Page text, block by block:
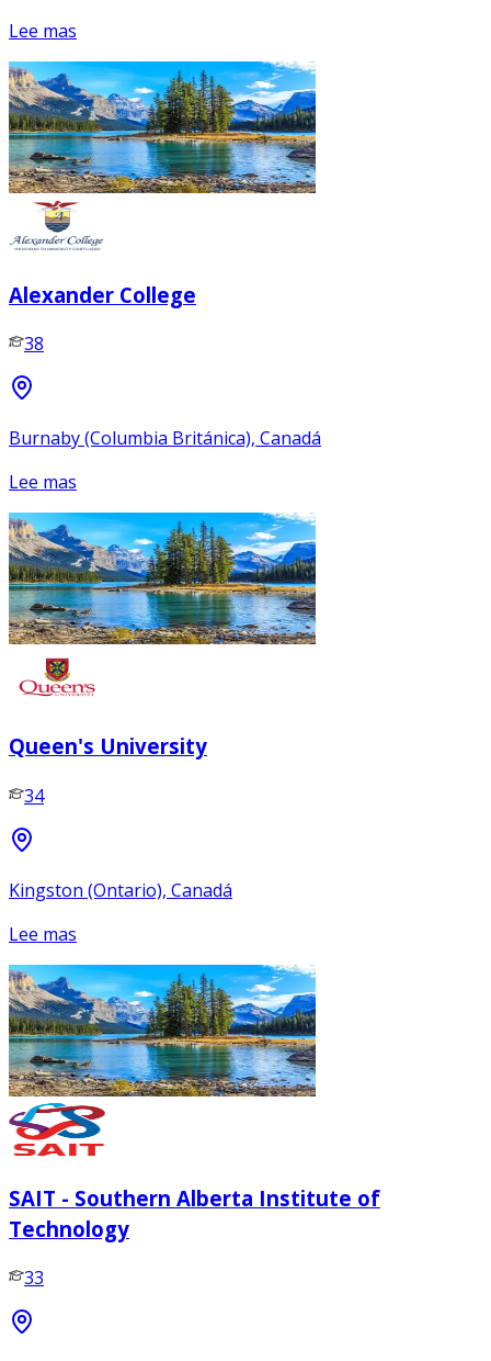
Lee mas
Alexander College
38
Burnaby (Columbia Británica), Canadá
Lee mas
Queen's University
34
Kingston (Ontario), Canadá
Lee mas
SAIT - Southern Alberta Institute of
Technology
33